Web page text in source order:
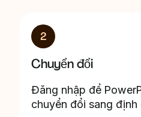
2
Chuyển đổi
Đăng nhập để
chuyển đổi sang định